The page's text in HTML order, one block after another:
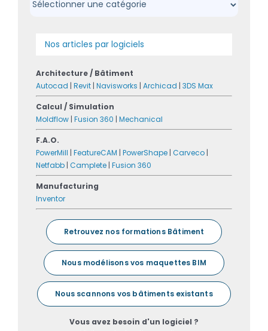
Nos articles par logiciels
Architecture / Bâtiment
Autocad | Revit | Navisworks | Archicad | 3DS Max
Calcul / Simulation
Moldflow | Fusion 360 | Mechanical
F.A.O.
PowerMill | FeatureCAM | PowerShape | Carveco |
Netfabb | Camplete | Fusion 360
Manufacturing
Inventor
Retrouvez nos formations Bâtiment
Nous modélisons vos maquettes BIM
Nous scannons vos bâtiments existants
Vous avez besoin d'un logiciel ?